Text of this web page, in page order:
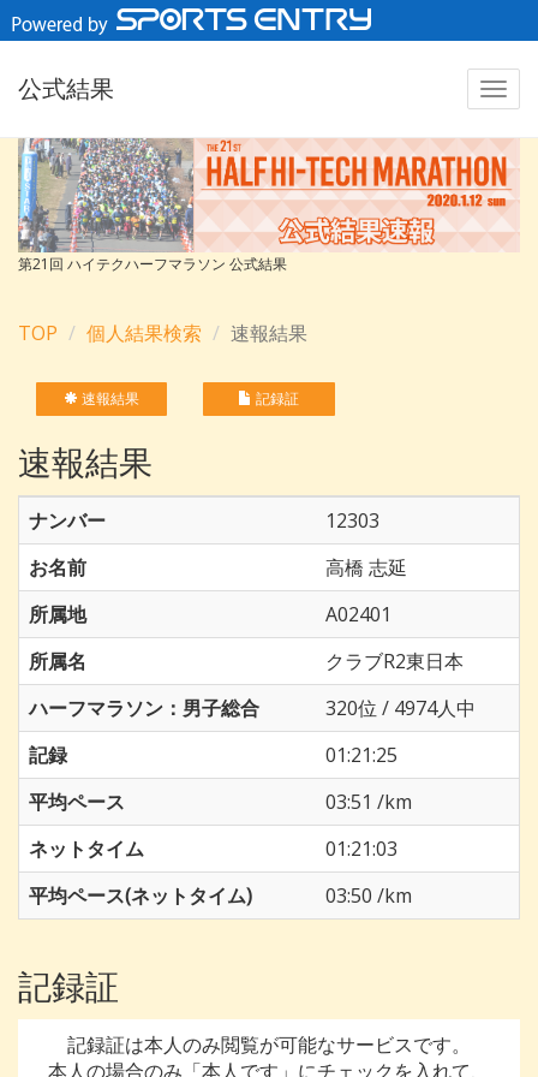
公式結果
第21回 ハイテクハーフマラソン 公式結果
TOP 個人結果検索 速報結果
速報結果 記録証
速報結果
ナンバー
12303
お名前
高橋 志延
所属地
A02401
所属名
クラブR2東日本
ハーフマラソン：男子総合
320位 / 4974人中
記録
01:21:25
平均ペース
03:51 /km
ネットタイム
01:21:03
平均ペース(ネットタイム)
03:50 /km
記録証
記録証は本人のみ閲覧が可能なサービスです。
本人の場合のみ「本人です」にチェックを入れて、